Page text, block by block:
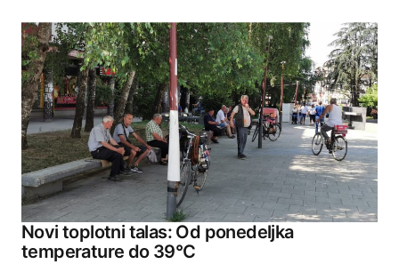
Novi toplotni talas: Od ponedeljka
temperature do 39°C